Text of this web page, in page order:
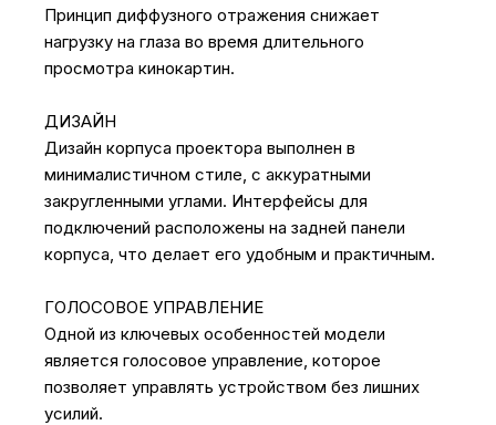
Принцип диффузного отражения снижает
нагрузку на глаза во время длительного
просмотра кинокартин.
ДИЗАЙН
Дизайн корпуса проектора выполнен в
минималистичном стиле, с аккуратными
закругленными углами. Интерфейсы для
подключений расположены на задней панели
корпуса, что делает его удобным и практичным.
ГОЛОСОВОЕ УПРАВЛЕНИЕ
Одной из ключевых особенностей модели
является голосовое управление, которое
позволяет управлять устройством без лишних
усилий.